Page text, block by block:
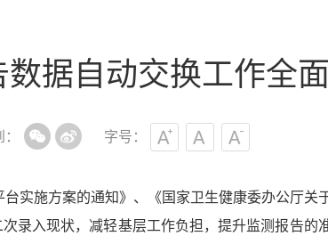
据自动交换工作全
字号：
实施方案的通知》、《国家卫生健康委办公厅关
录入现状，减轻基层工作负担，提升监测报告的